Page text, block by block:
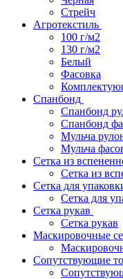
Стрейч
Агротекстиль
100 г/м2
130 г/м2
Белый
Фасовка
Спанбонд
Спанбонд
Спанбонд
Мульча
Мульча
Сетка из
Сетка из
Сетка для
Сетка для
Сетка рукав
Сетка рукав
Маскировочные
Сопутствующие